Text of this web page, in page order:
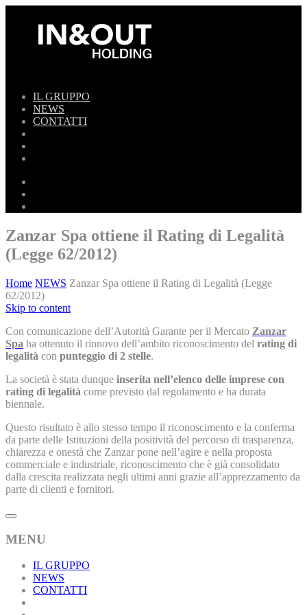
IL GRUPPO
NEWS
CONTATTI
Zanzar Spa ottiene il Rating di Legalità
(Legge 62/2012)
Home NEWS Zanzar Spa ottiene il Rating di Legalità (Legge
62/2012)
Skip to content
Con comunicazione dell’Autorità Garante per il Mercato Zanzar
Spa ha ottenuto il rinnovo dell’ambito riconoscimento del rating di
legalità con punteggio di 2 stelle.
La società è stata dunque inserita nell’elenco delle imprese con
rating di legalità come previsto dal regolamento e ha durata
biennale.
Questo risultato è allo stesso tempo il riconoscimento e la conferma
da parte delle Istituzioni della positività del percorso di trasparenza,
chiarezza e onestà che Zanzar pone nell’agire e nella proposta
commerciale e industriale, riconoscimento che è già consolidato
dalla crescita realizzata negli ultimi anni grazie all’apprezzamento da
parte di clienti e fornitori.
MENU
IL GRUPPO
NEWS
CONTATTI